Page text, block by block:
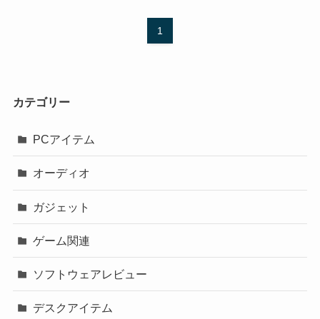
1
カテゴリー
PCアイテム
オーディオ
ガジェット
ゲーム関連
ソフトウェアレビュー
デスクアイテム